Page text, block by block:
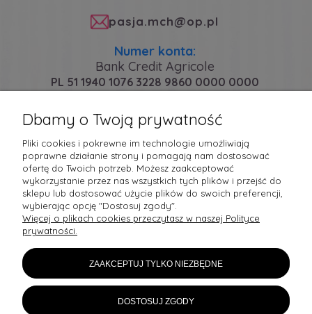
POMOC
MOJE KONTO
PŁATNOŚCI I DOSTAWA
pasja.mch@op.pl
Numer konta:
Bank Credit Agricole
PL 51 1940 1076 3228 9860 0000 0000
Sledź nas na:
Dbamy o Twoją prywatność
Pliki cookies i pokrewne im technologie umożliwiają
poprawne działanie strony i pomagają nam dostosować
ofertę do Twoich potrzeb. Możesz zaakceptować
wykorzystanie przez nas wszystkich tych plików i przejść do
sklepu lub dostosować użycie plików do swoich preferencji,
wybierając opcję "Dostosuj zgody".
Więcej o plikach cookies przeczytasz w naszej Polityce
prywatności.
ZAAKCEPTUJ TYLKO NIEZBĘDNE
DOSTOSUJ ZGODY